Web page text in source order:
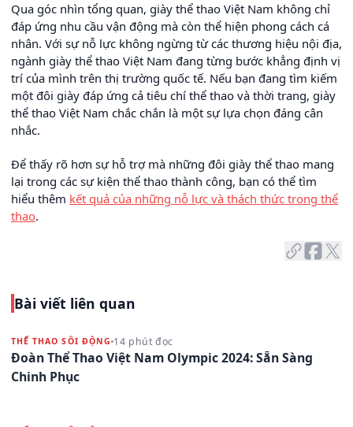
Qua góc nhìn tổng quan, giày thể thao Việt Nam không chỉ
đáp ứng nhu cầu vận động mà còn thể hiện phong cách cá
nhân. Với sự nỗ lực không ngừng từ các thương hiệu nội địa,
ngành giày thể thao Việt Nam đang từng bước khẳng định vị
trí của mình trên thị trường quốc tế. Nếu bạn đang tìm kiếm
một đôi giày đáp ứng cả tiêu chí thể thao và thời trang, giày
thể thao Việt Nam chắc chắn là một sự lựa chọn đáng cân
nhắc.
Để thấy rõ hơn sự hỗ trợ mà những đôi giày thể thao mang
lại trong các sự kiện thể thao thành công, bạn có thể tìm
hiểu thêm kết quả của những nỗ lực và thách thức trong thể
thao.
Bài viết liên quan
THỂ THAO SÔI ĐỘNG 14 phút đọc
Đoàn Thể Thao Việt Nam Olympic 2024: Sẵn Sàng
Chinh Phục